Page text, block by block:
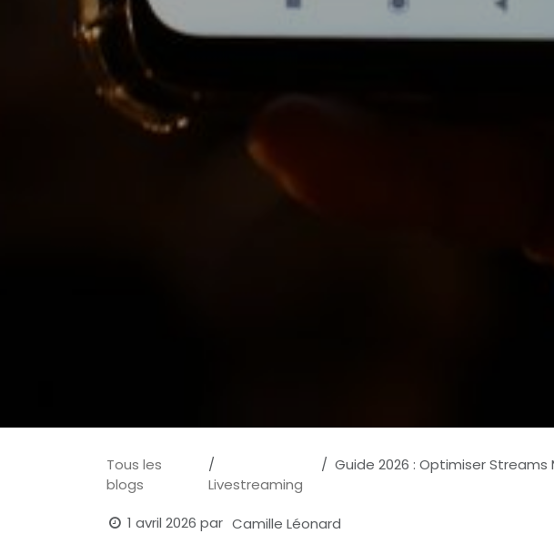
Tous les
blogs
Livestreaming
Guide 2026 : Optimiser Streams
1 avril 2026 par Camille Léonard